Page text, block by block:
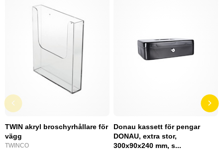
TWIN akryl broschyrhållare för
vägg
TWINCO
Donau kassett för pengar
DONAU, extra stor,
300x90x240 mm, s...